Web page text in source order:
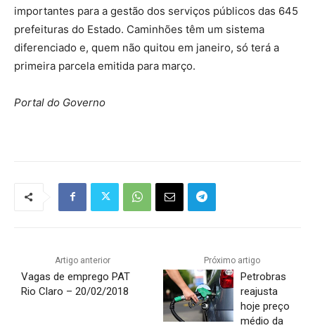
importantes para a gestão dos serviços públicos das 645
prefeituras do Estado. Caminhões têm um sistema
diferenciado e, quem não quitou em janeiro, só terá a
primeira parcela emitida para março.
Portal do Governo
Artigo anterior
Vagas de emprego PAT
Rio Claro – 20/02/2018
Próximo artigo
Petrobras
reajusta
hoje preço
médio da